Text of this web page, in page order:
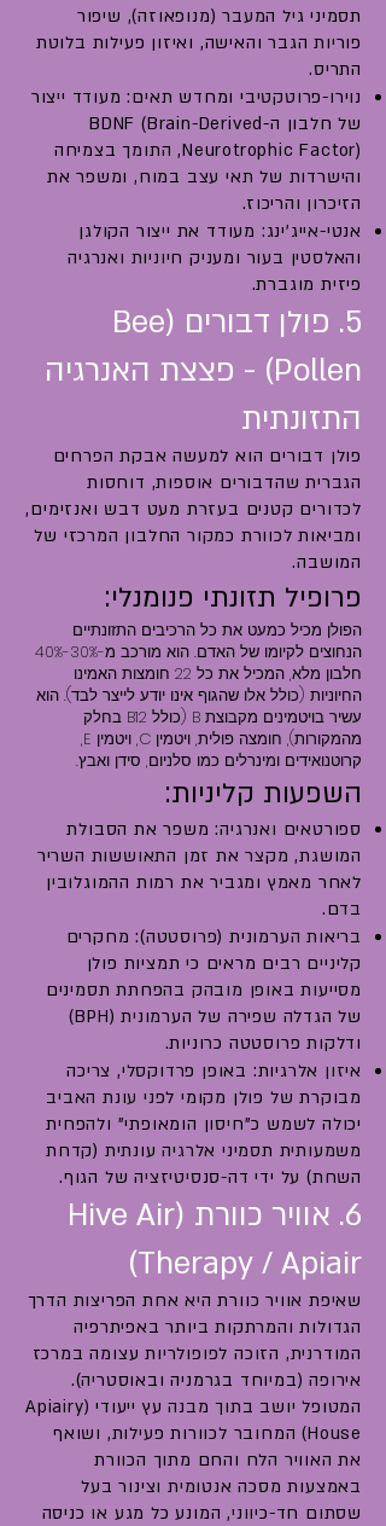
תסמיני גיל המעבר (מנופאוזה), שיפור
פוריות הגבר והאישה, ואיזון פעילות בלוטת
התריס.
נוירו-פרוטקטיבי ומחדש תאים: מעודד ייצור
של חלבון ה-BDNF (Brain-Derived
Neurotrophic Factor), התומך בצמיחה
והישרדות של תאי עצב במוח, ומשפר את
הזיכרון והריכוז.
אנטי-אייג'ינג: מעודד את ייצור הקולגן
והאלסטין בעור ומעניק חיוניות ואנרגיה
פיזית מוגברת.
5. פולן דבורים (Bee
Pollen) - פצצת האנרגיה
התזונתית
פולן דבורים הוא למעשה אבקת הפרחים
הגברית שהדבורים אוספות, דוחסות
לכדורים קטנים בעזרת מעט דבש ואנזימים,
ומביאות לכוורת כמקור החלבון המרכזי של
המושבה.
פרופיל תזונתי פנומנלי:
הפולן מכיל כמעט את כל הרכיבים התזונתיים
הנחוצים לקיומו של האדם. הוא מורכב מ-30%-40%
חלבון מלא, המכיל את כל 22 חומצות האמינו
החיוניות (כולל אלו שהגוף אינו יודע לייצר לבד). הוא
עשיר בויטמינים מקבוצת B (כולל B12 בחלק
מהמקורות), חומצה פולית, ויטמין C, ויטמין E,
קרוטנואידים ומינרלים כמו סלניום, סידן ואבץ.
השפעות קליניות:
ספורטאים ואנרגיה: משפר את הסבולת
המושגת, מקצר את זמן התאוששות השריר
לאחר מאמץ ומגביר את רמות ההמוגלובין
בדם.
בריאות הערמונית (פרוסטטה): מחקרים
קליניים רבים מראים כי תמציות פולן
מסייעות באופן מובהק בהפחתת תסמינים
של הגדלה שפירה של הערמונית (BPH)
ודלקות פרוסטטה כרוניות.
איזון אלרגיות: באופן פרדוקסלי, צריכה
מבוקרת של פולן מקומי לפני עונת האביב
יכולה לשמש כ"חיסון הומאופתי" ולהפחית
משמעותית תסמיני אלרגיה עונתית (קדחת
השחת) על ידי דה-סנסיטיזציה של הגוף.
6. אוויר כוורת (Hive Air
Therapy / Apiair)
שאיפת אוויר כוורת היא אחת הפריצות הדרך
הגדולות והמרתקות ביותר באפיתרפיה
המודרנית, הזוכה לפופולריות עצומה במרכז
אירופה (במיוחד בגרמניה ובאוסטריה).
המטופל יושב בתוך מבנה עץ ייעודי (Apiairy
House) המחובר לכוורות פעילות, ושואף
את האוויר הלח והחם מתוך הכוורת
באמצעות מסכה אנטומית וצינור בעל
שסתום חד-כיווני, המונע כל מגע או כניסה